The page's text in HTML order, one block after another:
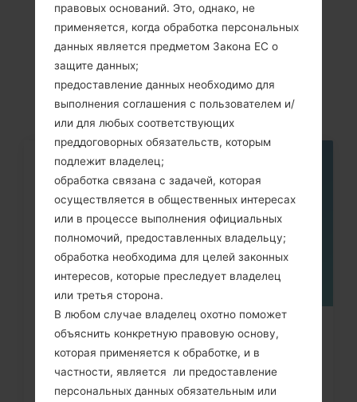
Cтатьи
LGK450(LGK450)
akaLG X Power
Как сделать Аппаратный сброс на
LG G3, G4, G5, G7 и...
правовых оснований. Это, однако, не
применяется, когда обработка персональных
данных является предметом Закона ЕС о
защите данных;
предоставление данных необходимо для
выполнения соглашения с пользователем и/
или для любых соответствующих
преддоговорных обязательств, которым
подлежит владелец;
обработка связана с задачей, которая
осуществляется в общественных интересах
или в процессе выполнения официальных
полномочий, предоставленных владельцу;
обработка необходима для целей законных
интересов, которые преследует владелец
или третья сторона.
В любом случае владелец охотно поможет
объяснить конкретную правовую основу,
которая применяется к обработке, и в
частности, является ли предоставление
персональных данных обязательным или